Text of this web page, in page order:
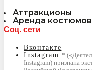
Аттракционы
Аренда костюмов
Соц. сети
Вконтакте
Instagram